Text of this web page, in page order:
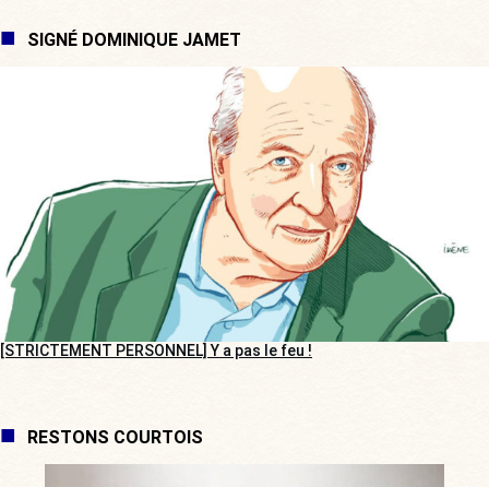
SIGNÉ DOMINIQUE JAMET
[STRICTEMENT PERSONNEL] Y a pas le feu !
RESTONS COURTOIS